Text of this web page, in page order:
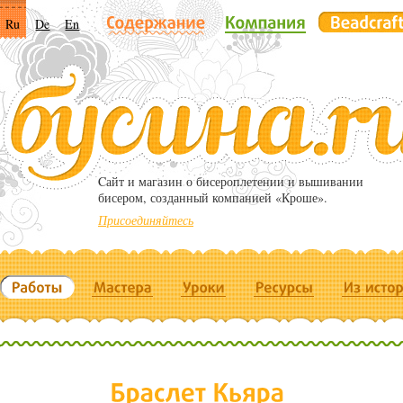
Ru De En
Cайт и магазин о бисероплетении и вышивании
бисером, созданный компанией «Кроше».
Присоединяйтесь